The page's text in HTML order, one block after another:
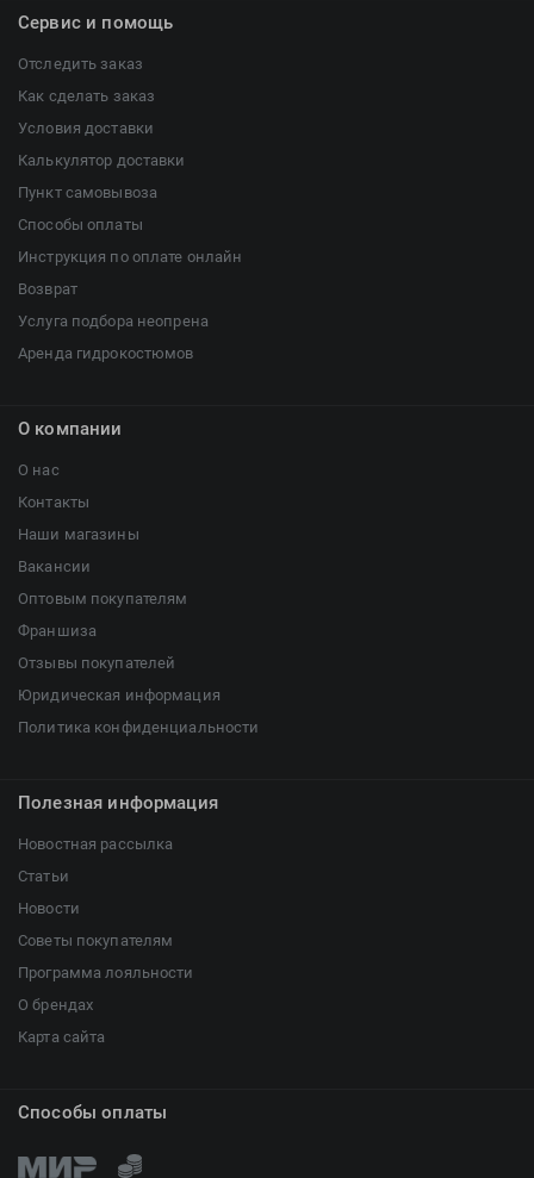
Сервис и помощь
Отследить заказ
Как сделать заказ
Условия доставки
Калькулятор доставки
Пункт самовывоза
Способы оплаты
Инструкция по оплате онлайн
Возврат
Услуга подбора неопрена
Аренда гидрокостюмов
О компании
О нас
Контакты
Наши магазины
Вакансии
Оптовым покупателям
Франшиза
Отзывы покупателей
Юридическая информация
Политика конфиденциальности
Полезная информация
Новостная рассылка
Статьи
Новости
Советы покупателям
Программа лояльности
О брендах
Карта сайта
Способы оплаты